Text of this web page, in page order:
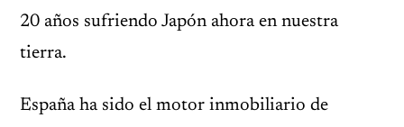
20 años sufriendo Japón ahora en nuestra
tierra.
España ha sido el motor inmobiliario de